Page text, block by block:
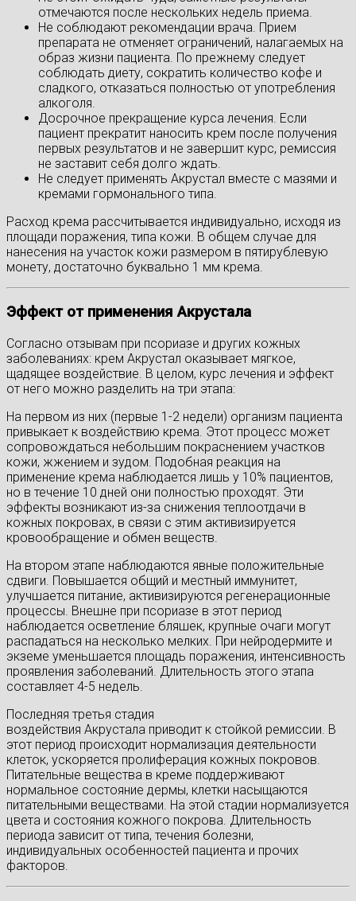
отмечаются после нескольких недель приема.
Не соблюдают рекомендации врача. Прием
препарата не отменяет ограничений, налагаемых на
образ жизни пациента. По прежнему следует
соблюдать диету, сократить количество кофе и
сладкого, отказаться полностью от употребления
алкоголя.
Досрочное прекращение курса лечения. Если
пациент прекратит наносить крем после получения
первых результатов и не завершит курс, ремиссия
не заставит себя долго ждать.
Не следует применять Акрустал вместе с мазями и
кремами гормонального типа.
Расход крема рассчитывается индивидуально, исходя из
площади поражения, типа кожи. В общем случае для
нанесения на участок кожи размером в пятирублевую
монету, достаточно буквально 1 мм крема.
Эффект от примененияАкрустала
Согласно отзывам при псориазе и других кожных
заболеваниях: крем Акрустал оказывает мягкое,
щадящее воздействие. В целом, курс лечения и эффект
от него можно разделить на три этапа:
На первом из них (первые 1-2 недели) организм пациента
привыкает к воздействию крема. Этот процесс может
сопровождаться небольшим покраснением участков
кожи, жжением и зудом. Подобная реакция на
применение крема наблюдается лишь у 10% пациентов,
но в течение 10 дней они полностью проходят. Эти
эффекты возникают из-за снижения теплоотдачи в
кожных покровах, в связи с этим активизируется
кровообращение и обмен веществ.
На втором этапе наблюдаются явные положительные
сдвиги. Повышается общий и местный иммунитет,
улучшается питание, активизируются регенерационные
процессы. Внешне при псориазе в этот период
наблюдается осветление бляшек, крупные очаги могут
распадаться на несколько мелких. При нейродермите и
экземе уменьшается площадь поражения, интенсивность
проявления заболеваний. Длительность этого этапа
составляет 4-5 недель.
Последняя третья стадия
воздействия Акрустала приводит к стойкой ремиссии. В
этот период происходит нормализация деятельности
клеток, ускоряется пролиферация кожных покровов.
Питательные вещества в креме поддерживают
нормальное состояние дермы, клетки насыщаются
питательными веществами. На этой стадии нормализуется
цвета и состояния кожного покрова. Длительность
периода зависит от типа, течения болезни,
индивидуальных особенностей пациента и прочих
факторов.